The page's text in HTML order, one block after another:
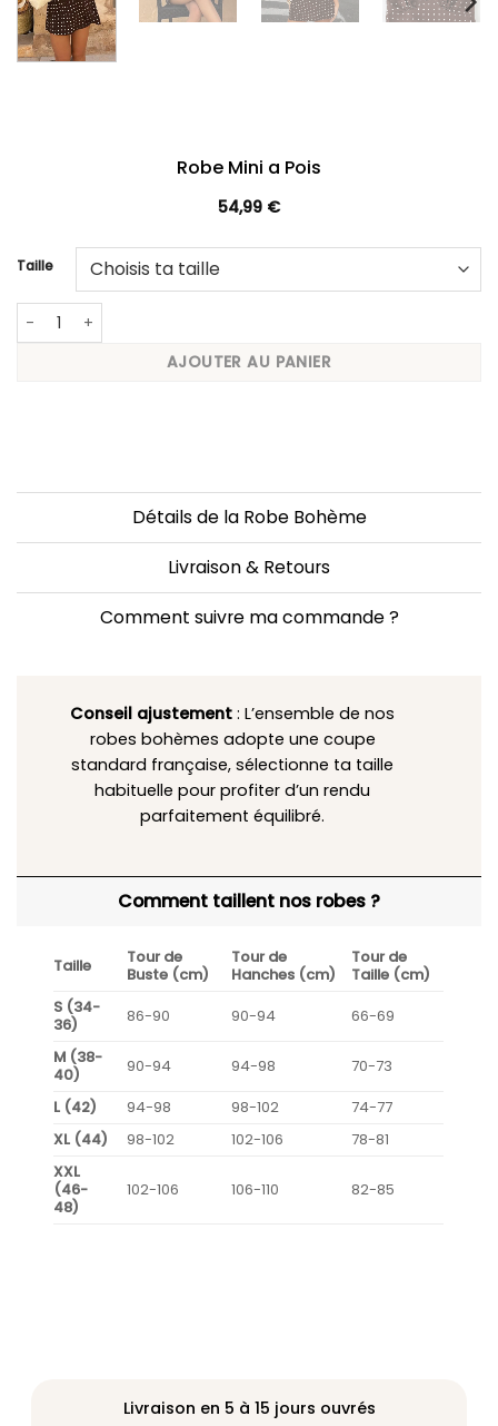
Robe Mini a Pois
54,99 €
Taille
quantité de Robe Mini a Pois
AJOUTER AU PANIER
Détails de la Robe Bohème
Livraison & Retours
Comment suivre ma commande ?
Conseil ajustement : L’ensemble de nos
robes bohèmes adopte une coupe
standard française, sélectionne ta taille
habituelle pour profiter d’un rendu
parfaitement équilibré.
Comment taillent nos robes ?
Taille
Tour de
Buste (cm)
Tour de
Hanches (cm)
Tour de
Taille (cm)
S (34-
36)
86-90 90-94
66-69
M (38-
40)
90-94 94-98
70-73
L (42)
94-98 98-102
74-77
XL (44)
98-102 102-106
78-81
XXL
(46-
48)
102-106 106-110 82-85
Livraison en 5 à 15 jours ouvrés